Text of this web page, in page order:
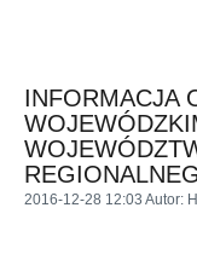
INFORMACJA
2016-12-28 12:03 Autor: